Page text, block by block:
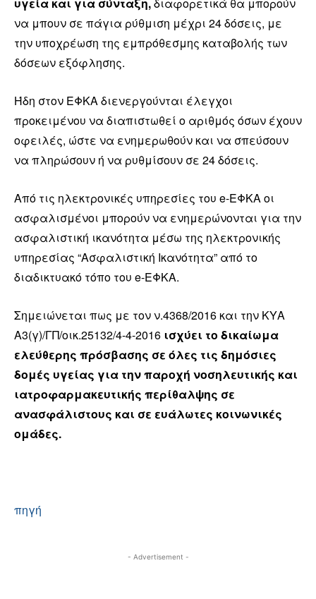
να μπουν σε πάγια ρύθμιση μέχρι 24 δόσεις, με
την υποχρέωση της εμπρόθεσμης καταβολής των
δόσεων εξόφλησης.
Ήδη στον ΕΦΚΑ διενεργούνται έλεγχοι
προκειμένου να διαπιστωθεί ο αριθμός όσων έχουν
οφειλές, ώστε να ενημερωθούν και να σπεύσουν
να πληρώσουν ή να ρυθμίσουν σε 24 δόσεις.
Από τις ηλεκτρονικές υπηρεσίες του e-ΕΦΚΑ οι
ασφαλισμένοι μπορούν να ενημερώνονται για την
ασφαλιστική ικανότητα μέσω της ηλεκτρονικής
υπηρεσίας “Ασφαλιστική Ικανότητα” από το
διαδικτυακό τόπο του e-ΕΦΚΑ.
Σημειώνεται πως με τον ν.4368/2016 και την ΚΥΑ
Α3(γ)/ΓΠ/οικ.25132/4-4-2016 ισχύει το δικαίωμα
ελεύθερης πρόσβασης σε όλες τις δημόσιες
δομές υγείας για την παροχή νοσηλευτικής και
ιατροφαρμακευτικής περίθαλψης σε
ανασφάλιστους και σε ευάλωτες κοινωνικές
ομάδες.
πηγή
- Advertisement -